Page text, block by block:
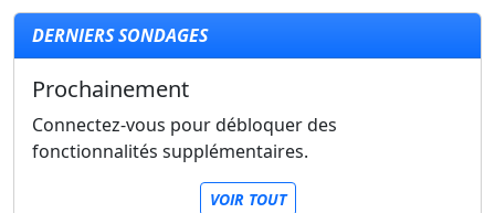
DERNIERS SONDAGES
Prochainement
Connectez-vous pour débloquer des
fonctionnalités supplémentaires.
VOIR TOUT